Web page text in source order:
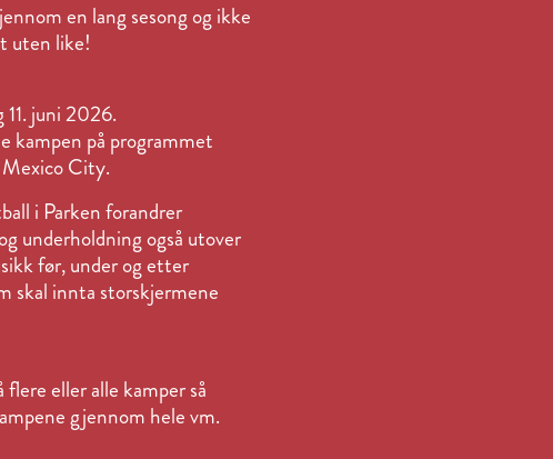
en lang sesong og ikke
uten like!
juni 2026.
kampen på programmet
City.
i Parken forandrer
underholdning også utover
før, under og etter
skal innta storskjermene
eller alle kamper så
gjennom hele vm.